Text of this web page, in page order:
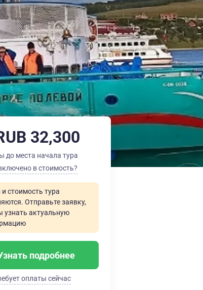
32,300
до места начала тура
в стоимость?
стоимость тура
Отправьте заявку,
узнать актуальную
подробнее
оплаты сейчас